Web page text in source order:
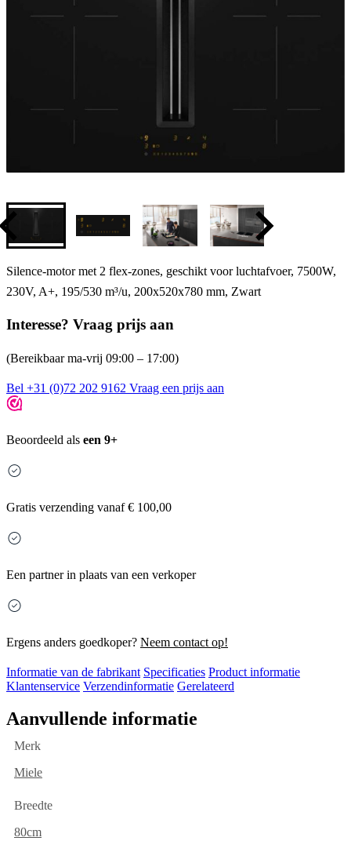
Silence-motor met 2 flex-zones, geschikt voor luchtafvoer, 7500W,
230V, A+, 195/530 m³/u, 200x520x780 mm, Zwart
Interesse? Vraag prijs aan
(Bereikbaar ma-vrij 09:00 – 17:00)
Bel +31 (0)72 202 9162 Vraag een prijs aan
Beoordeeld als een 9+
Gratis verzending vanaf € 100,00
Een partner in plaats van een verkoper
Ergens anders goedkoper? Neem contact op!
Informatie van de fabrikant Specificaties Product informatie
Klantenservice Verzendinformatie Gerelateerd
Aanvullende informatie
Merk
Miele
Breedte
80cm